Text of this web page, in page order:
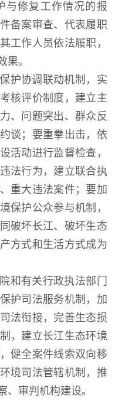
与修复工作情况的报
备案审查、代表履职
工作人员依法履职，
果。
护协调联动机制，实
核评价制度，建立主
、问题突出、群众反
谈；要重拳出击，依
活动进行监督检查，
法行为，建立联合执
重大违法案件；要加
保护公众参与机制，
破坏长江、破坏生态
方式和生活方式成为
和有关行政执法部门
护司法服务机制，加
法衔接，完善生态损
，建立长江生态环境
健全案件线索双向移
境司法管辖机制，推
、审判机构建设。